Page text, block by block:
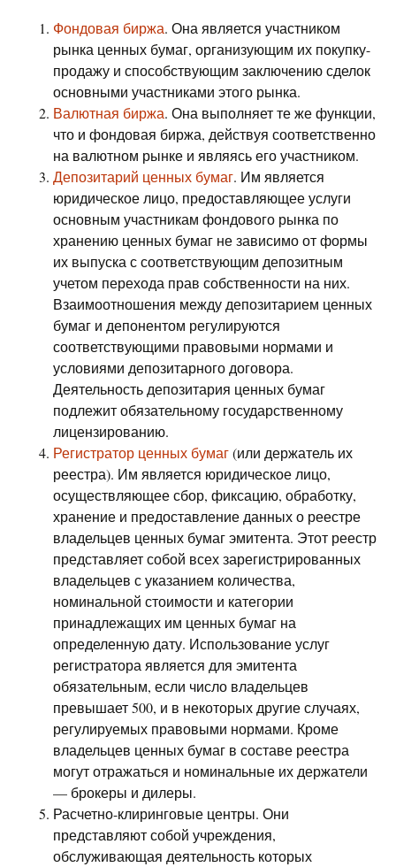
Фондовая биржа. Она является участником
рынка ценных бумаг, организующим их покупку-
продажу и способствующим заключению сделок
основными участниками этого рынка.
Валютная биржа. Она выполняет те же функции,
что и фондовая биржа, действуя соответственно
на валютном рынке и являясь его участником.
Депозитарий ценных бумаг. Им является
юридическое лицо, предоставляющее услуги
основным участникам фондового рынка по
хранению ценных бумаг не зависимо от формы
их выпуска с соответствующим депозитным
учетом перехода прав собственности на них.
Взаимоотношения между депозитарием ценных
бумаг и депонентом регулируются
соответствующими правовыми нормами и
условиями депозитарного договора.
Деятельность депозитария ценных бумаг
подлежит обязательному государственному
лицензированию.
Регистратор ценных бумаг(или держатель их
реестра). Им является юридическое лицо,
осуществляющее сбор, фиксацию, обработку,
хранение и предоставление данных о реестре
владельцев ценных бумаг эмитента. Этот реестр
представляет собой всех зарегистрированных
владельцев с указанием количества,
номинальной стоимости и категории
принадлежащих им ценных бумаг на
определенную дату. Использование услуг
регистратора является для эмитента
обязательным, если число владельцев
превышает 500, и в некоторых другие случаях,
регулируемых правовыми нормами. Кроме
владельцев ценных бумаг в составе реестра
могут отражаться и номинальные их держатели
— брокеры и дилеры.
Расчетно-клиринговые центры. Они
представляют собой учреждения,
обслуживающая деятельность которых